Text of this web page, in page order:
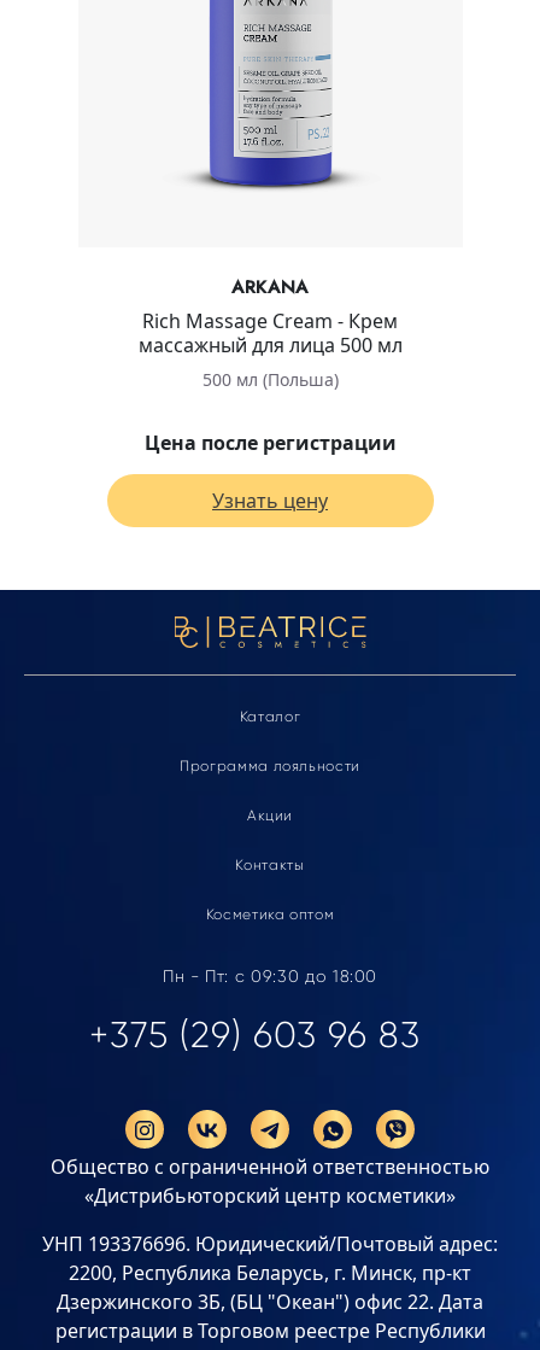
ARKANA
Rich Massage Cream - Крем
массажный для лица 500 мл
500 мл (Польша)
Цена после регистрации
Узнать цену
Каталог
Программа лояльности
Акции
Контакты
Косметика оптом
Пн - Пт: с 09:30 до 18:00
+375 (29) 603 96 83
Общество с ограниченной ответственностью
«Дистрибьюторский центр косметики»
УНП 193376696. Юридический/Почтовый адрес:
2200, Республика Беларусь, г. Минск, пр-кт
Дзержинского 3Б, (БЦ "Океан") офис 22. Дата
регистрации в Торговом реестре Республики